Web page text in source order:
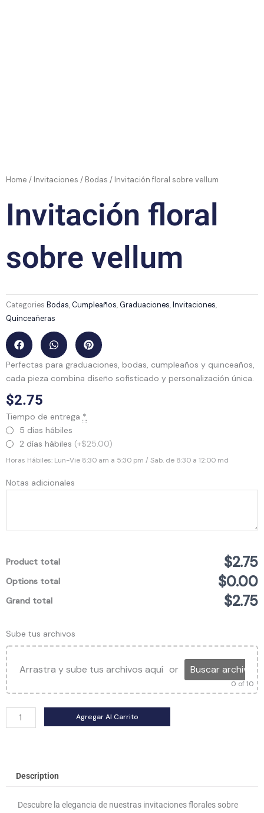
Home / Invitaciones / Bodas / Invitación floral sobre vellum
Invitación floral
sobre vellum
Categories Bodas, Cumpleaños, Graduaciones, Invitaciones,
Quinceañeras
Perfectas para graduaciones, bodas, cumpleaños y quinceaños,
cada pieza combina diseño sofisticado y personalización única.
$2.75
Tiempo de entrega *
5 días hábiles
2 días hábiles (+$25.00)
Horas Hábiles: Lun-Vie 8:30 am a 5:30 pm / Sab. de 8:30 a 12:00 md
Notas adicionales
Product total $2.75
Options total $0.00
Grand total $2.75
Sube tus archivos
Arrastra y sube tus archivos aquí or Buscar archivos
0 of 10
Invitación
floral
sobre
vellum
Agregar Al Carrito
Description
Descubre la elegancia de nuestras invitaciones florales sobre